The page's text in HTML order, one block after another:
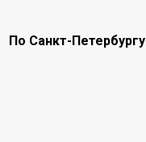
По Санкт-Петербургу